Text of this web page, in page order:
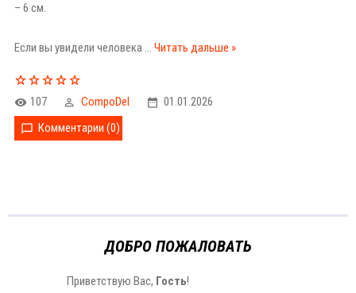
– 6 см.
Если вы увидели человека ... Читать дальше »
107 CompoDel
01.01.2026
Комментарии (0)
ДОБРО ПОЖАЛОВАТЬ
Приветствую Вас, Гость!